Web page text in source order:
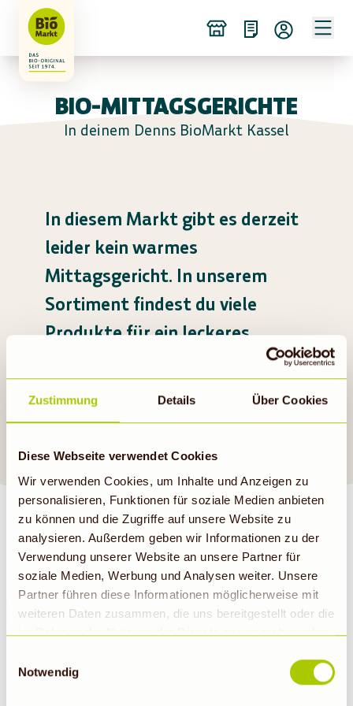
Zustimmung Details Über Cookies
Diese Webseite verwendet Cookies
Wir verwenden Cookies, um Inhalte und Anzeigen zu
personalisieren, Funktionen für soziale Medien anbieten
zu können und die Zugriffe auf unsere Website zu
analysieren. Außerdem geben wir Informationen zu der
Verwendung unserer Website an unsere Partner für
soziale Medien, Werbung und Analysen weiter. Unsere
Partner führen diese Informationen möglicherweise mit
weiteren Daten zusammen, die uns bereitgestellt oder die
im Rahmen der Nutzung der Dienste gesammelt wurden.
erhobenen Daten in den USA durch Google: Unsere
Notwendig
BIO-MITTAGSGERICHTE
In deinem Denns BioMarkt Kassel
In diesem Markt gibt es derzeit
leider kein warmes
Mittagsgericht. In unserem
Sortiment findest du viele
Produkte für ein leckeres
findest du auch in unseren
aktuellen Angeboten.
Guten Appetit!
BIOMARKT NEWSLETTER
E-Mail Abonnieren